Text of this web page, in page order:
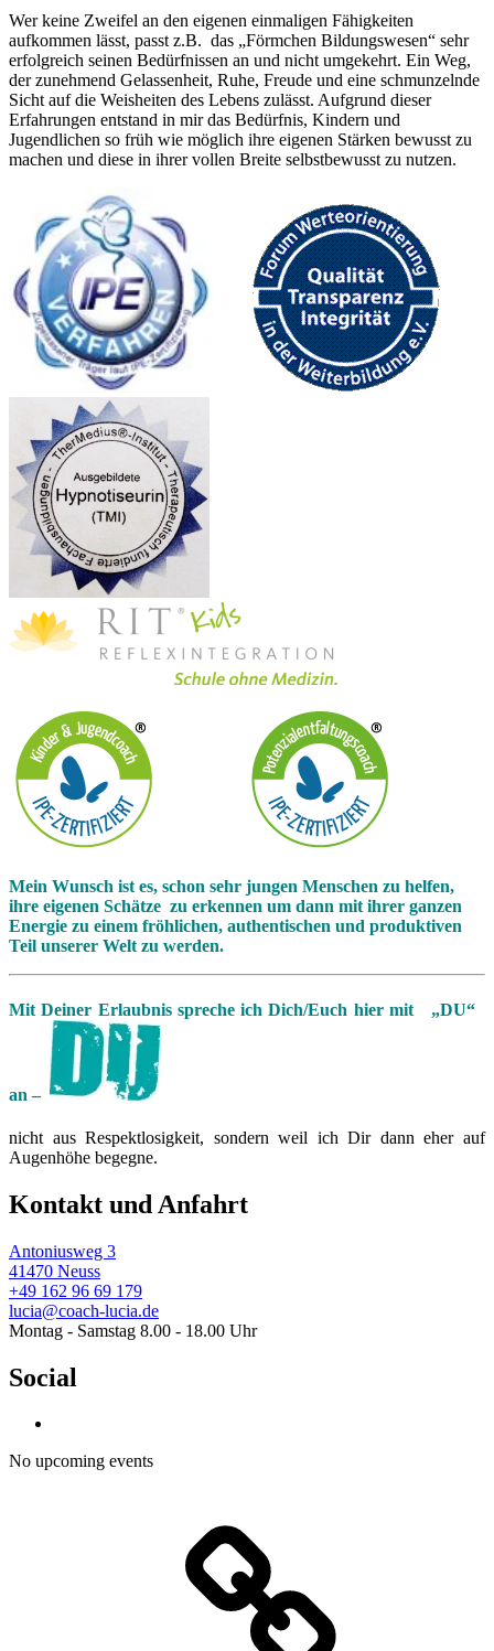
Wer keine Zweifel an den eigenen einmaligen Fähigkeiten
aufkommen lässt, passt z.B. das „Förmchen Bildungswesen“ sehr
erfolgreich seinen Bedürfnissen an und nicht umgekehrt. Ein Weg,
der zunehmend Gelassenheit, Ruhe, Freude und eine schmunzelnde
Sicht auf die Weisheiten des Lebens zulässt. Aufgrund dieser
Erfahrungen entstand in mir das Bedürfnis, Kindern und
Jugendlichen so früh wie möglich ihre eigenen Stärken bewusst zu
machen und diese in ihrer vollen Breite selbstbewusst zu nutzen.
Mein Wunsch ist es, schon sehr jungen Menschen zu helfen,
ihre eigenen Schätze zu erkennen um dann mit ihrer ganzen
Energie zu einem fröhlichen, authentischen und produktiven
Teil unserer Welt zu werden.
Mit Deiner Erlaubnis spreche ich Dich/Euch hier mit „DU“
an –
nicht aus Respektlosigkeit, sondern weil ich Dir dann eher auf
Augenhöhe begegne.
Kontakt und Anfahrt
Antoniusweg 3
41470 Neuss
+49 162 96 69 179
lucia@coach-lucia.de
Montag - Samstag 8.00 - 18.00 Uhr
Social
No upcoming events